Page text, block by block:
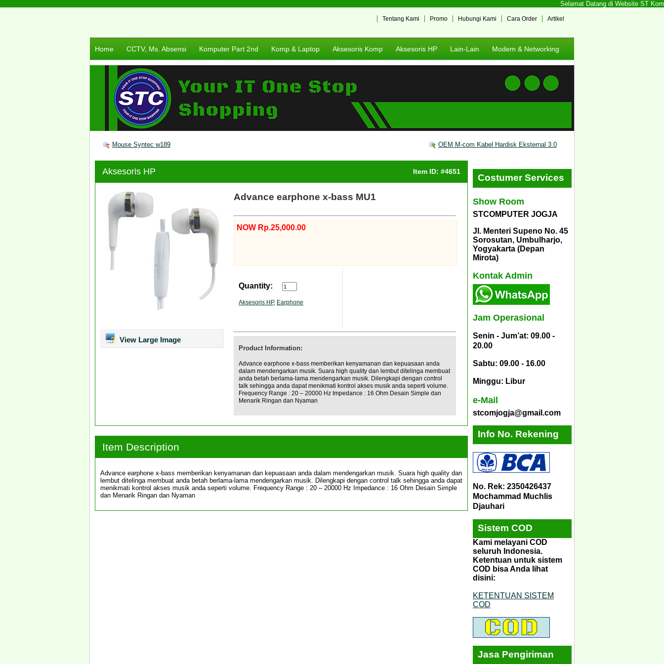
Selamat Datang di Website ST
Artikel
Cara Order
Hubungi Kami
Promo
Tentang Kami
Home CCTV, Ms. Absensi Komputer Part 2nd Komp & Laptop Aksesoris Komp Aksesoris HP Lain-Lain Modem & Networking
Mouse Syntec w189 OEM M-com Kabel Hardisk Eksternal 3.0
Aksesoris HP Item ID: #4651
View Large Image
Advance earphone x-bass MU1
NOW Rp.25,000.00
Quantity:
Aksesoris HP, Earphone
Product Information:
Advance earphone x-bass memberikan kenyamanan dan kepuasaan anda
dalam mendengarkan musik. Suara high quality dan lembut ditelinga membuat
anda betah berlama-lama mendengarkan musik. Dilengkapi dengan control
talk sehingga anda dapat menikmati kontrol akses musik anda seperti volume.
Frequency Range : 20 – 20000 Hz Impedance : 16 Ohm Desain Simple dan
Menarik Ringan dan Nyaman
Item Description
Advance earphone x-bass memberikan kenyamanan dan kepuasaan anda dalam mendengarkan musik. Suara high quality dan
lembut ditelinga membuat anda betah berlama-lama mendengarkan musik. Dilengkapi dengan control talk sehingga anda dapat
menikmati kontrol akses musik anda seperti volume. Frequency Range : 20 – 20000 Hz Impedance : 16 Ohm Desain Simple
dan Menarik Ringan dan Nyaman
Costumer Services
Show Room
STCOMPUTER JOGJA
Jl. Menteri Supeno No. 45
Sorosutan, Umbulharjo,
Yogyakarta (Depan
Mirota)
Kontak Admin
Jam Operasional
Senin - Jum’at: 09.00 -
20.00
Sabtu: 09.00 - 16.00
Minggu: Libur
e-Mail
stcomjogja@gmail.com
Info No. Rekening
No. Rek: 2350426437
Mochammad Muchlis
Djauhari
Sistem COD
Kami melayani COD
seluruh Indonesia.
Ketentuan untuk sistem
COD bisa Anda lihat
disini:
KETENTUAN SISTEM
COD
Jasa Pengiriman